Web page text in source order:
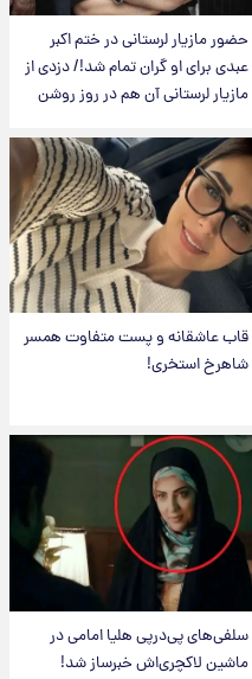
حضور مازیار لرستانی در ختم اکبر
عبدی برای او گران تمام شد!/ دزدی از
مازیار لرستانی آن هم در روز روشن
قاب عاشقانه و پست متفاوت همسر
شاهرخ استخری!
سلفی‌های پی‌درپی هلیا امامی در
ماشین لاکچری‌اش خبرساز شد!